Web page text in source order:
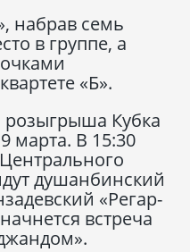
набрав семь
в группе, а
«Б».
Кубка
марта. В 15:30
душанбинский
«Регар-
встреча